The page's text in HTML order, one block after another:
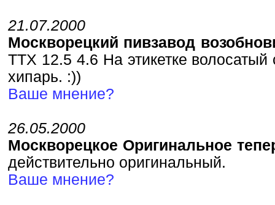
21.07.2000
Москворецкий пивзавод
ТТХ 12.5 4.6 На этикетке
хипарь. :))
Ваше мнение?
26.05.2000
Москворецкое Оригинальное
действительно оригинальный.
Ваше мнение?